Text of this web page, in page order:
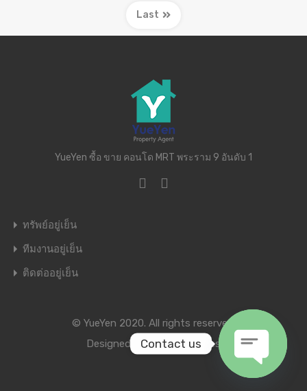
Last
YueYen ซื้อ ขาย คอนโด MRT พระราม 9 อันดับ 1
ทรัพย์อยู่เย็น
ทีมงานอยู่เย็น
ติดต่ออยู่เย็น
© YueYen 2020. All rights reserved.
Designed byInspiry Themes
Contact us